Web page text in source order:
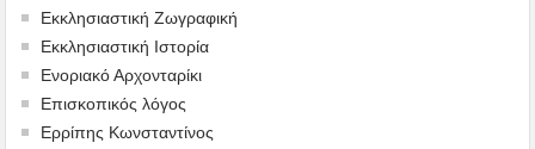
Εκκλησιαστική Ζωγραφική
Εκκλησιαστική Ιστορία
Ενοριακό Αρχονταρίκι
Επισκοπικός λόγος
Ερρίπης Κωνσταντίνος